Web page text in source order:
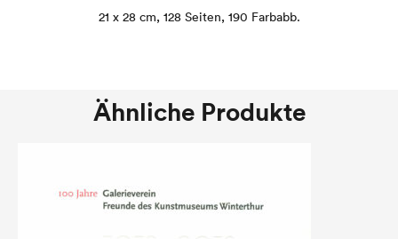
21 x 28 cm, 128 Seiten, 190 Farbabb.
Ähnliche Produkte